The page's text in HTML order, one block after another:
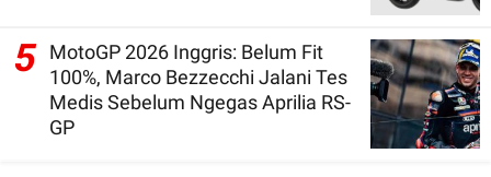
5 MotoGP 2026 Inggris: Belum Fit
100%, Marco Bezzecchi Jalani Tes
Medis Sebelum Ngegas Aprilia RS-
GP